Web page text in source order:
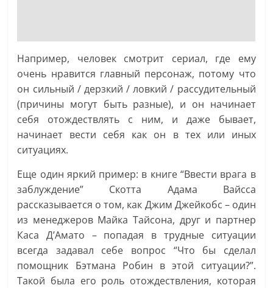
Например, человек смотрит сериал, где ему
очень нравится главный персонаж, потому что
он сильный / дерзкий / ловкий / рассудительный
(причины могут быть разные), и он начинает
себя отождествлять с ним, и даже бывает,
начинает вести себя как он в тех или иных
ситуациях.
Еще один яркий пример: в книге “Ввести врага в
заблуждение” Скотта Адама Вайсса
рассказывается о том, как Джим Джейкобс – один
из менеджеров Майка Тайсона, друг и партнер
Каса Д’Амато – попадая в трудные ситуации
всегда задавал себе вопрос “Что бы сделал
помощник Бэтмана Робин в этой ситуации?”.
Такой была его роль отождествления, которая